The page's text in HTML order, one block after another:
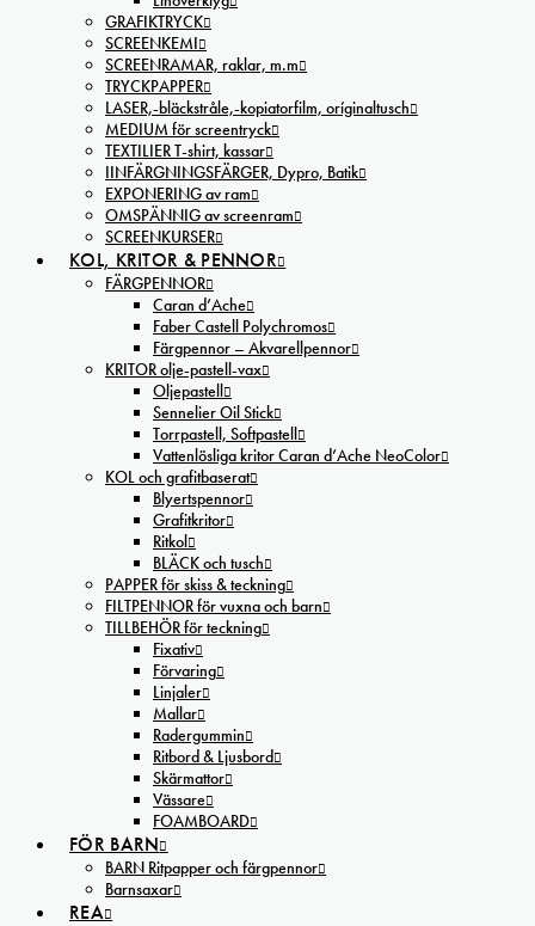
GRAFIKTRYCK
SCREENKEMI
SCREENRAMAR, raklar, m.m
TRYCKPAPPER
LASER,-bläckstråle,-kopiatorfilm, oríginaltusch
MEDIUM för screentryck
TEXTILIER T-shirt, kassar
IINFÄRGNINGSFÄRGER, Dypro, Batik
EXPONERING av ram
OMSPÄNNIG av screenram
SCREENKURSER
KOL, KRITOR & PENNOR
FÄRGPENNOR
Caran d’Ache
Faber Castell Polychromos
Färgpennor – Akvarellpennor
KRITOR olje-pastell-vax
Oljepastell
Sennelier Oil Stick
Torrpastell, Softpastell
Vattenlösliga kritor Caran d’Ache NeoColor
KOL och grafitbaserat
Blyertspennor
Grafitkritor
Ritkol
BLÄCK och tusch
PAPPER för skiss & teckning
FILTPENNOR för vuxna och barn
TILLBEHÖR för teckning
Fixativ
Förvaring
Linjaler
Mallar
Radergummin
Ritbord & Ljusbord
Skärmattor
Vässare
FOAMBOARD
FÖR BARN
BARN Ritpapper och färgpennor
Barnsaxar
REA